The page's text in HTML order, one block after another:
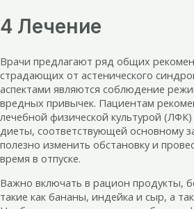
4 Лечение
Врачи предлагают ряд общих
страдающих от астенического
аспектами являются соблюдение
вредных привычек. Пациентам
лечебной физической культурой
диеты, соответствующей основному
полезно изменить обстановку и
время в отпуске.
Важно включать в рацион продукты,
такие как бананы, индейка и сыр, а